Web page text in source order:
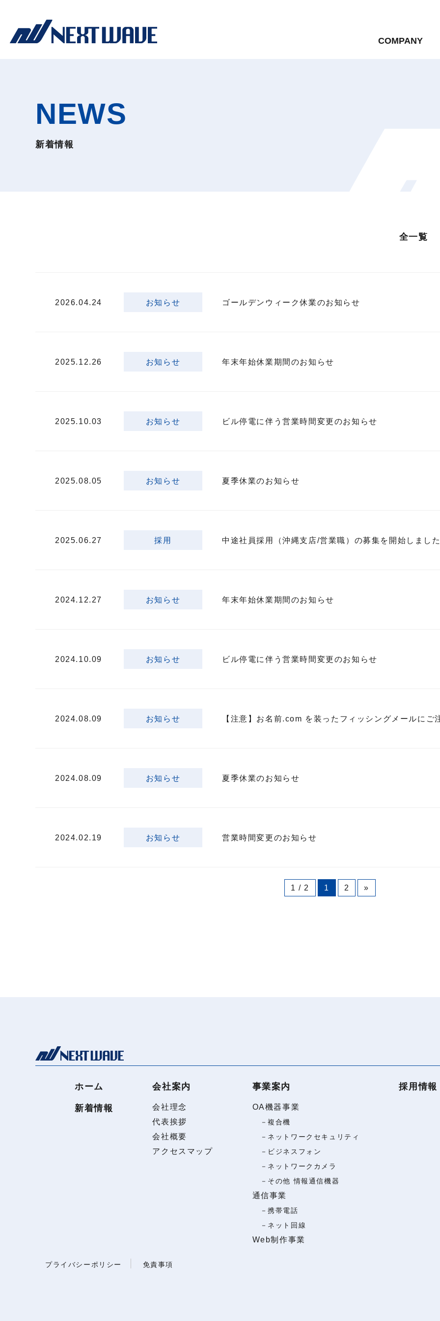
COMPANY
NEWS
新着情報
全一覧
2026.04.24 お知らせ ゴールデンウィーク休業のお知らせ
2025.12.26 お知らせ 年末年始休業期間のお知らせ
2025.10.03 お知らせ ビル停電に伴う営業時間変更のお知らせ
2025.08.05 お知らせ 夏季休業のお知らせ
2025.06.27 採用 中途社員採用（沖縄支店/営業職）の募集を開始しました
2024.12.27 お知らせ 年末年始休業期間のお知らせ
2024.10.09 お知らせ ビル停電に伴う営業時間変更のお知らせ
2024.08.09 お知らせ 【注意】お名前.com を装ったフィッシングメールにご
2024.08.09 お知らせ 夏季休業のお知らせ
2024.02.19 お知らせ 営業時間変更のお知らせ
1 / 2 1 2 »
ホーム
新着情報
会社案内
会社理念
代表挨拶
会社概要
アクセスマップ
事業案内
OA機器事業
－複合機
－ ネットワークセキュリティ
－ ビジネスフォン
－ ネットワークカメラ
－ その他 情報通信機器
通信事業
－携帯電話
－ ネット回線
Web制作事業
採用情報
プライバシーポリシー 免責事項